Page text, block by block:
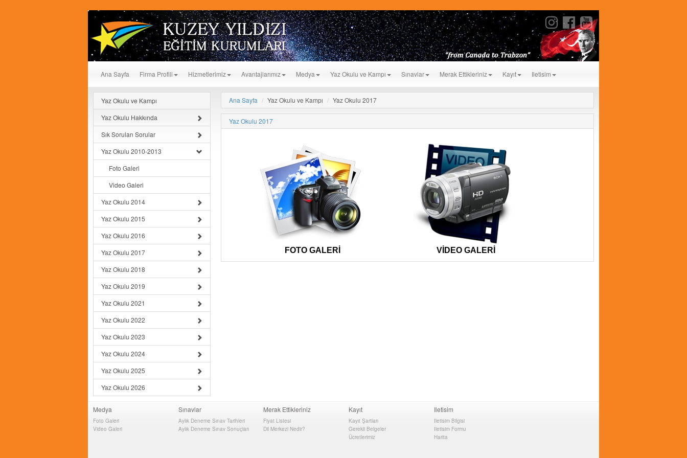
Ana Sayfa Firma Profili Hizmetlerimiz Avantajlarımız Medya Yaz Okulu ve Kampı Sınavlar Merak Ettikleriniz Kayıt Iletisim
Yaz Okulu ve Kampı
Yaz Okulu Hakkında
Sık Sorulan Sorular
Yaz Okulu 2010-2013
Foto Galeri
Video Galeri
Yaz Okulu 2014
Yaz Okulu 2015
Yaz Okulu 2016
Yaz Okulu 2017
Yaz Okulu 2018
Yaz Okulu 2019
Yaz Okulu 2021
Yaz Okulu 2022
Yaz Okulu 2023
Yaz Okulu 2024
Yaz Okulu 2025
Yaz Okulu 2026
Ana Sayfa Yaz Okulu ve Kampı Yaz Okulu 2017
Yaz Okulu 2017
FOTO GALERİ VİDEO GALERİ
Medya
Foto Galeri
Video Galeri
Sınavlar
Aylık Deneme Sınav Tarihleri
Aylık Deneme Sınav Sonuçları
Merak Ettikleriniz
Fiyat Listesi
Dil Merkezi Nedir?
Kayıt
Kayıt Şartları
Gerekli Belgeler
Ücretlerimiz
Iletisim
Iletisim Bilgisi
Iletisim Formu
Harita